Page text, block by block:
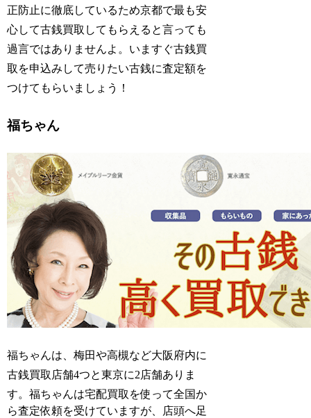
正防止に徹底しているため京都で最も安
心して古銭買取してもらえると言っても
過言ではありませんよ。いますぐ古銭買
取を申込みして売りたい古銭に査定額を
つけてもらいましょう！
福ちゃん
福ちゃんは、梅田や高槻など大阪府内に
古銭買取店舗4つと東京に2店舗ありま
す。福ちゃんは宅配買取を使って全国か
ら査定依頼を受けていますが、店頭へ足